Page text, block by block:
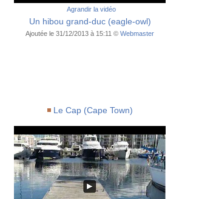
Agrandir la vidéo
Un hibou grand-duc (eagle-owl)
Ajoutée le 31/12/2013 à 15:11 ©Webmaster
Le Cap (Cape Town)